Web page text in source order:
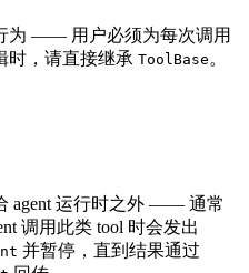
为 —— 用户必须为每次调用
时，请直接继承 ToolBase 。
agent 运行时之外 —— 通常
调用此类 tool 时会发出
并暂停，直到结果通过